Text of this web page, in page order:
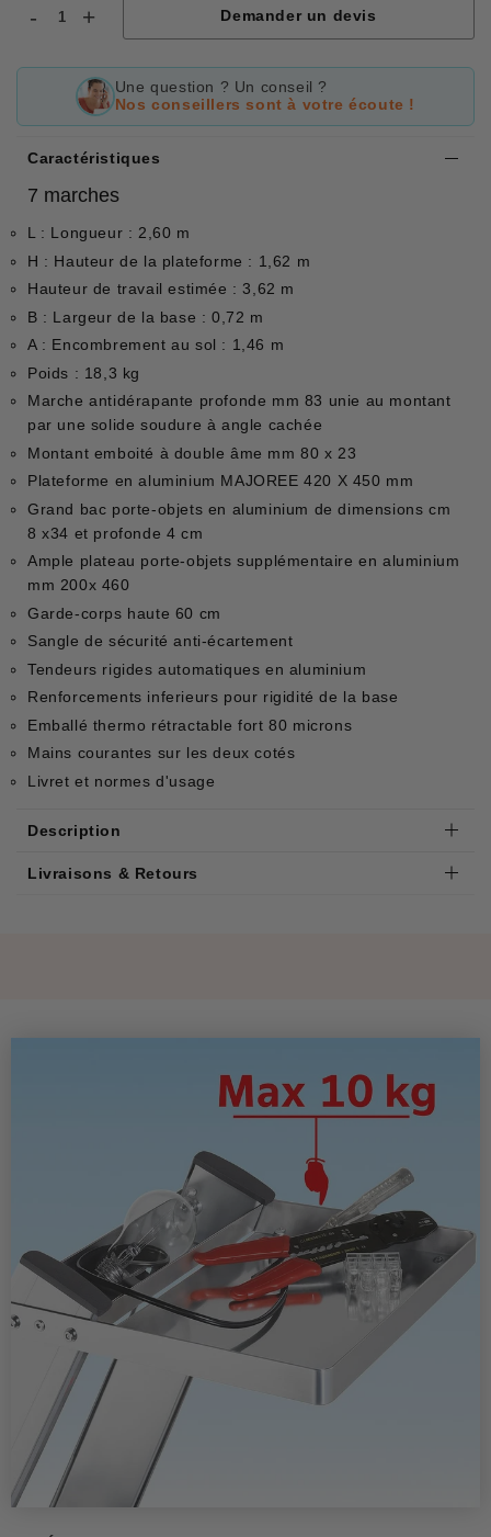
- + Demander un devis
Une question ? Un conseil ?
Nos conseillers sont à votre écoute !
Caractéristiques
7 marches
L : Longueur : 2,60 m
H : Hauteur de la plateforme : 1,62 m
Hauteur de travail estimée : 3,62 m
B : Largeur de la base : 0,72 m
A : Encombrement au sol : 1,46 m
Poids : 18,3 kg
Marche antidérapante profonde mm 83 unie au montant
par une solide soudure à angle cachée
Montant emboité à double âme mm 80 x 23
Plateforme en aluminium MAJOREE 420 X 450 mm
Grand bac porte-objets en aluminium de dimensions cm
8 x34 et profonde 4 cm
Ample plateau porte-objets supplémentaire en aluminium
mm 200x 460
Garde-corps haute 60 cm
Sangle de sécurité anti-écartement
Tendeurs rigides automatiques en aluminium
Renforcements inferieurs pour rigidité de la base
Emballé thermo rétractable fort 80 microns
Mains courantes sur les deux cotés
Livret et normes d'usage
Description
Livraisons & Retours